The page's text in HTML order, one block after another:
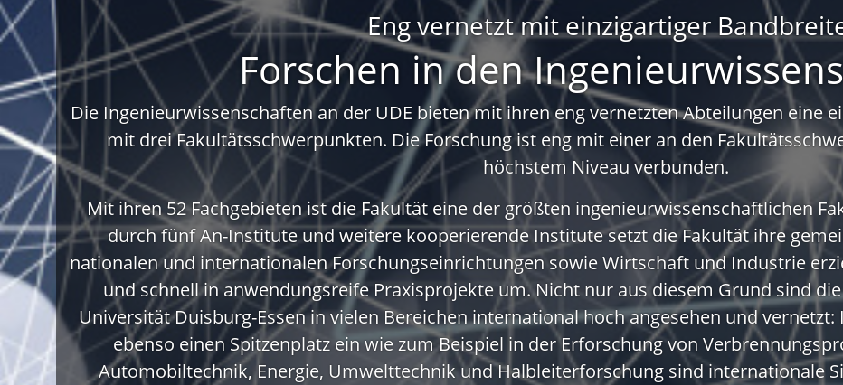
Eng vernetzt mit einzigartiger
Forschen in den
Die Ingenieurwissenschaften an der UDE bieten mit ihren eng vernetzten Abteilungen eine
mit drei Fakultätsschwerpunkten. Die Forschung ist eng mit einer an den
höchstem Niveau verbunden. ​
Mit ihren 52 Fachgebieten ist die Fakultät eine der größten ingenieurwissenschaftlichen
durch fünf An-Institute und weitere kooperierende Institute setzt die Fakultät ihre
nationalen und internationalen Forschungseinrichtungen sowie Wirtschaft und Industrie
und schnell in anwendungsreife Praxisprojekte um. Nicht nur aus diesem Grund sind
Universität Duisburg-Essen in vielen Bereichen international hoch angesehen und
ebenso einen Spitzenplatz ein wie zum Beispiel in der Erforschung von
Automobiltechnik, Energie, Umwelttechnik und Halbleiterforschung sind internationale